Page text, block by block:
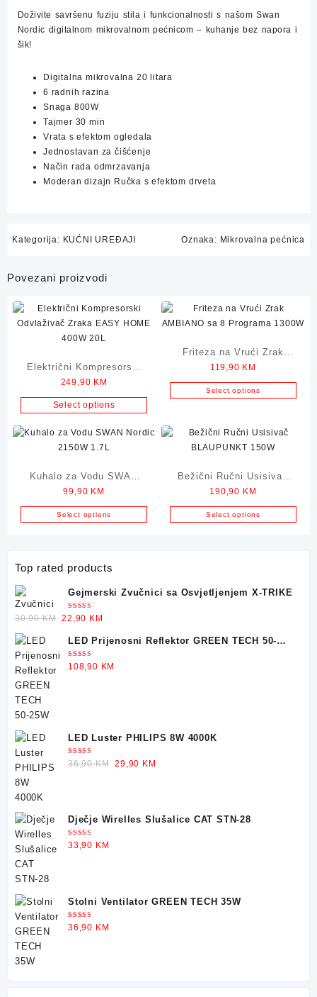
Doživite savršenu fuziju stila i funkcionalnosti s našom Swan
Nordic digitalnom mikrovalnom pećnicom – kuhanje bez napora i
šik!
Digitalna mikrovalna 20 litara
6 radnih razina
Snaga 800W
Tajmer 30 min
Vrata s efektom ogledala
Jednostavan za čišćenje
Način rada odmrzavanja
Moderan dizajn Ručka s efektom drveta
Kategorija: KUĆNI UREĐAJI Oznaka: Mikrovalna pećnica
Povezani proizvodi
Električni Kompresorski
Odvlaživač Zraka EASY
HOME 400W 20L
249,90 KM
Select options
Friteza na Vrući Zrak
AMBIANO sa 8 Programa
1300W
119,90 KM
Select options
Kuhalo za Vodu SWAN
Nordic 2150W 1.7L
99,90 KM
Select options
Bežični Ručni Usisivač
BLAUPUNKT 150W
190,90 KM
Select options
Top rated products
Gejmerski Zvučnici sa Osvjetljenjem X-TRIKE
Ocjenjeno
5.00 od 5
30,90KM Original
was:
30,90 KM.
22,90 KM
is:
22,90 KM.
LED Prijenosni Reflektor GREEN TECH 50-
25W
Ocjenjeno
5.00od 5
108,90 KM
LED Luster PHILIPS 8W 4000K
Ocjenjeno
5.00od 5
36,90KM Original
29,90 KM
Dječje Wirelles Slušalice CAT STN-28
Ocjenjeno
5.00 od 5
33,90 KM
Stolni Ventilator GREEN TECH 35W
Ocjenjeno
5.00od 5
36,90 KM